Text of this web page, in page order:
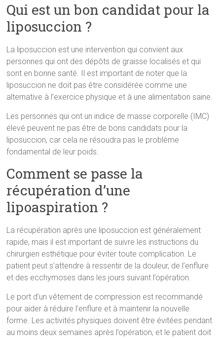
Qui est un bon candidat pour la
liposuccion ?
La liposuccion est une intervention qui convient aux
personnes qui ont des dépôts de graisse localisés et qui
sont en bonne santé. Il est important de noter que la
liposuccion ne doit pas être considérée comme une
alternative à l’exercice physique et à une alimentation saine.
Les personnes qui ont un indice de masse corporelle (IMC)
élevé peuvent ne pas être de bons candidats pour la
liposuccion, car cela ne résoudra pas le problème
fondamental de leur poids.
Comment se passe la
récupération d’une
lipoaspiration ?
La récupération après une liposuccion est généralement
rapide, mais il est important de suivre les instructions du
chirurgien esthétique pour éviter toute complication. Le
patient peut s’attendre à ressentir de la douleur, de l’enflure
et des ecchymoses dans les jours suivant l’opération.
Le port d’un vêtement de compression est recommandé
pour aider à réduire l’enflure et à maintenir la nouvelle
forme. Les activités physiques doivent être évitées pendant
au moins deux semaines après l’opération, et le patient doit